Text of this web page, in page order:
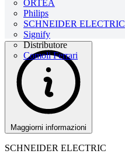
ORTEA
Philips
SCHNEIDER ELECTRIC
Signify
Distributore
Comoli Ferrari
Maggiorni informazioni
SCHNEIDER ELECTRIC